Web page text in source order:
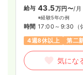
給与 43.5万円〜/月
※経験5年の例
時間 17:00～9:30
4週8休以上
第二
気にな